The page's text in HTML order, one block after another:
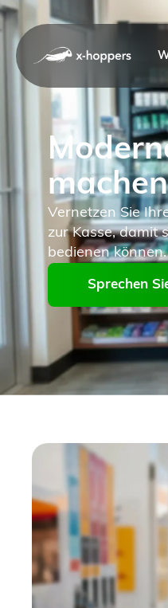
machen
Vernetzen Sie
zur Kasse, damit
bedienen können.
Sprechen